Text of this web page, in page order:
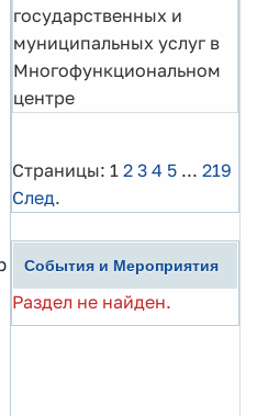
государственных и
муниципальных услуг в
Многофункциональном
центре
Страницы: 1 2 3 4 5 ... 219
След.
События и Мероприятия
Раздел не найден.